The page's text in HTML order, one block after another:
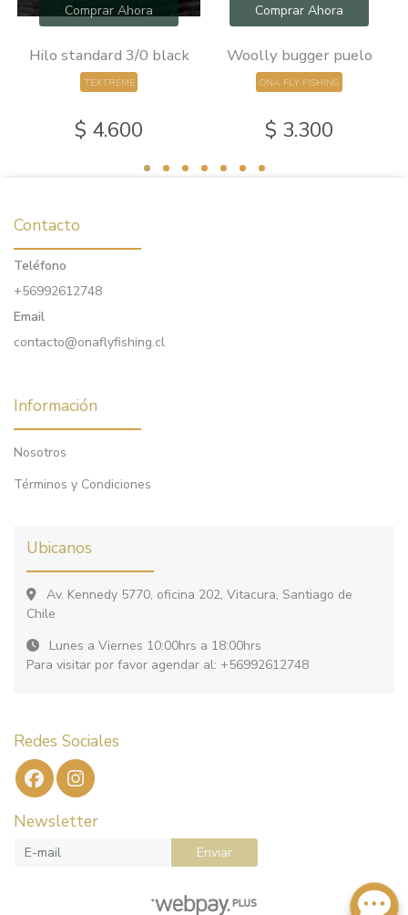
Comprar Ahora
Hilo standard 3/0 black
TEXTREME
$ 4.600
Comprar Ahora
Woolly bugger puelo
ONA FLY FISHING
$ 3.300
Contacto
Teléfono
+56992612748
Email
contacto@onaflyfishing.cl
Información
Nosotros
Términos y Condiciones
Ubicanos
Av. Kennedy 5770, oficina 202, Vitacura, Santiago de
Chile
Lunes a Viernes 10:00hrs a 18:00hrs
Para visitar por favor agendar al: +56992612748
Redes Sociales
Newsletter
Enviar